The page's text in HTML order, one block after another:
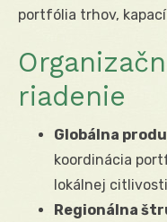
portfólia trhov,
riadenie
Globálna
koordinácia
lokálnej
Regionálna